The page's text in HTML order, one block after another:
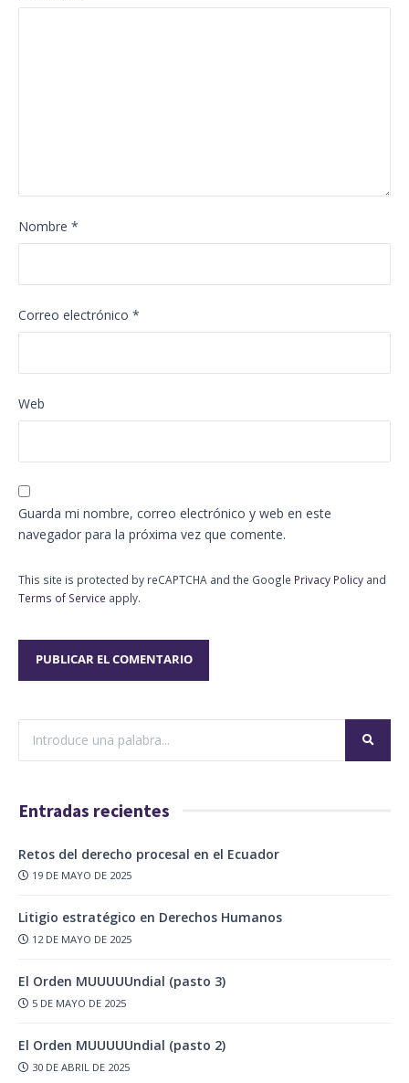
Nombre *
Correo electrónico *
Web
Guarda mi nombre, correo electrónico y web en este
navegador para la próxima vez que comente.
This site is protected by reCAPTCHA and the Google Privacy Policy and
Terms of Service apply.
Entradas recientes
Retos del derecho procesal en el Ecuador
19 DE MAYO DE 2025
Litigio estratégico en Derechos Humanos
12 DE MAYO DE 2025
El Orden MUUUUUndial (pasto 3)
5 DE MAYO DE 2025
El Orden MUUUUUndial (pasto 2)
30 DE ABRIL DE 2025